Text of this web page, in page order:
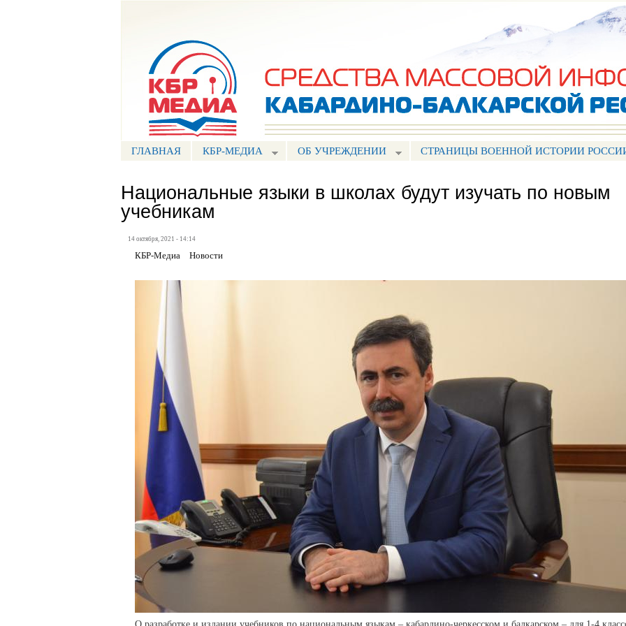
ГЛАВНАЯ КБР-МЕДИА ОБ УЧРЕЖДЕНИИ СТРАНИЦЫ ВОЕННОЙ ИСТОРИИ
Национальные языки в школах будут изучать по новым
учебникам
14 октября, 2021 - 14:14
КБР-Медиа Новости